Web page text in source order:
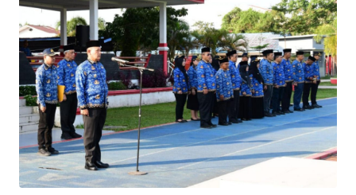
OPINI
Informasi
INDEKS
BERITA
KONTAK
KAMI